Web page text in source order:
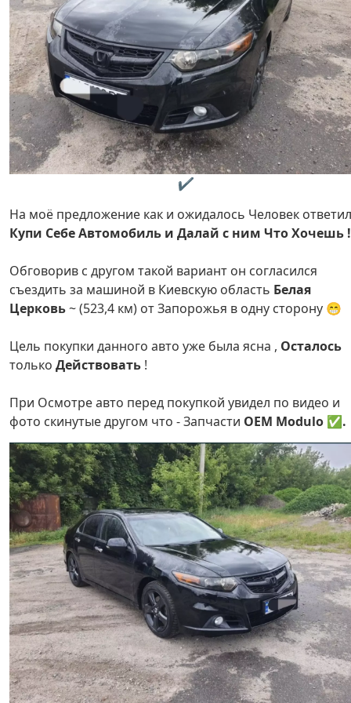
✔️
На моё предложение как и ожидалось Человек
Купи Себе Автомобиль и Далай с ним Что Хочешь !
Обговорив с другом такой вариант он согласился
съездить за машиной в Киевскую область Белая
Церковь~ (523,4 км) от Запорожья в одну сторону 😁
Цель покупки данного авто уже была ясна , Осталось
только Действовать !
При Осмотре авто перед покупкой увидел по видео и
фото скинутые другом что - Запчасти OEM Modulo ✅.